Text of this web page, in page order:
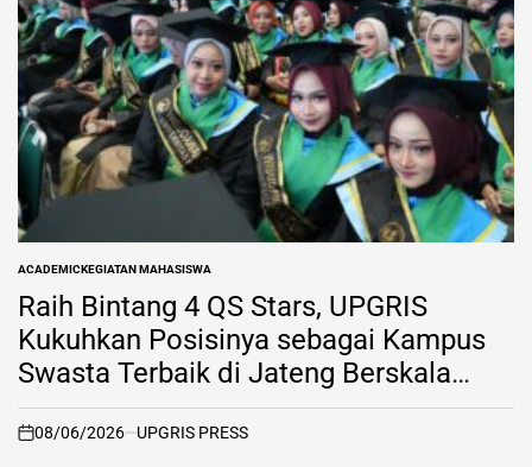
POSTED
IN
ACADEMICKEGIATAN MAHASISWA
Raih Bintang 4 QS Stars, UPGRIS
Kukuhkan Posisinya sebagai Kampus
Swasta Terbaik di Jateng Berskala
Internasional
on
08/06/2026 UPGRIS PRESS